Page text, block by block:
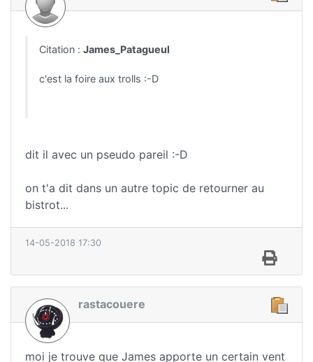
Citation : James_Patagueul
c'est la foire aux trolls :-D
dit il avec un pseudo pareil :-D
on t'a dit dans un autre topic de retourner au
bistrot...
14-05-2018 17:30
rastacouere
moi je trouve que James apporte un certain vent